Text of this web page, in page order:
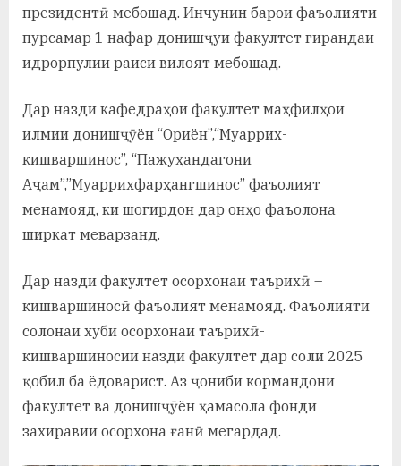
президентӣ мебошад. Инчунин барои фаъолияти
пурсамар 1 нафар донишҷуи факултет гирандаи
идрорпулии раиси вилоят мебошад.
Дар назди кафедраҳои факултет маҳфилҳои
илмии донишҷӯён “Ориён”,“Муаррих-
кишваршинос”, “Пажуҳандагони
Аҷам”,”Муаррихфарҳангшинос” фаъолият
менамояд, ки шогирдон дар онҳо фаъолона
ширкат меварзанд.
Дар назди факултет осорхонаи таърихӣ –
кишваршиносӣ фаъолият менамояд. Фаъолияти
солонаи хуби осорхонаи таърихӣ-
кишваршиносии назди факултет дар соли 2025
қобил ба ёдоварист. Аз ҷониби кормандони
факултет ва донишҷӯён ҳамасола фонди
захиравии осорхона ғанӣ мегардад.